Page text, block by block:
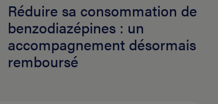
Réduire sa consommation de
benzodiazépines : un
accompagnement désormais
remboursé